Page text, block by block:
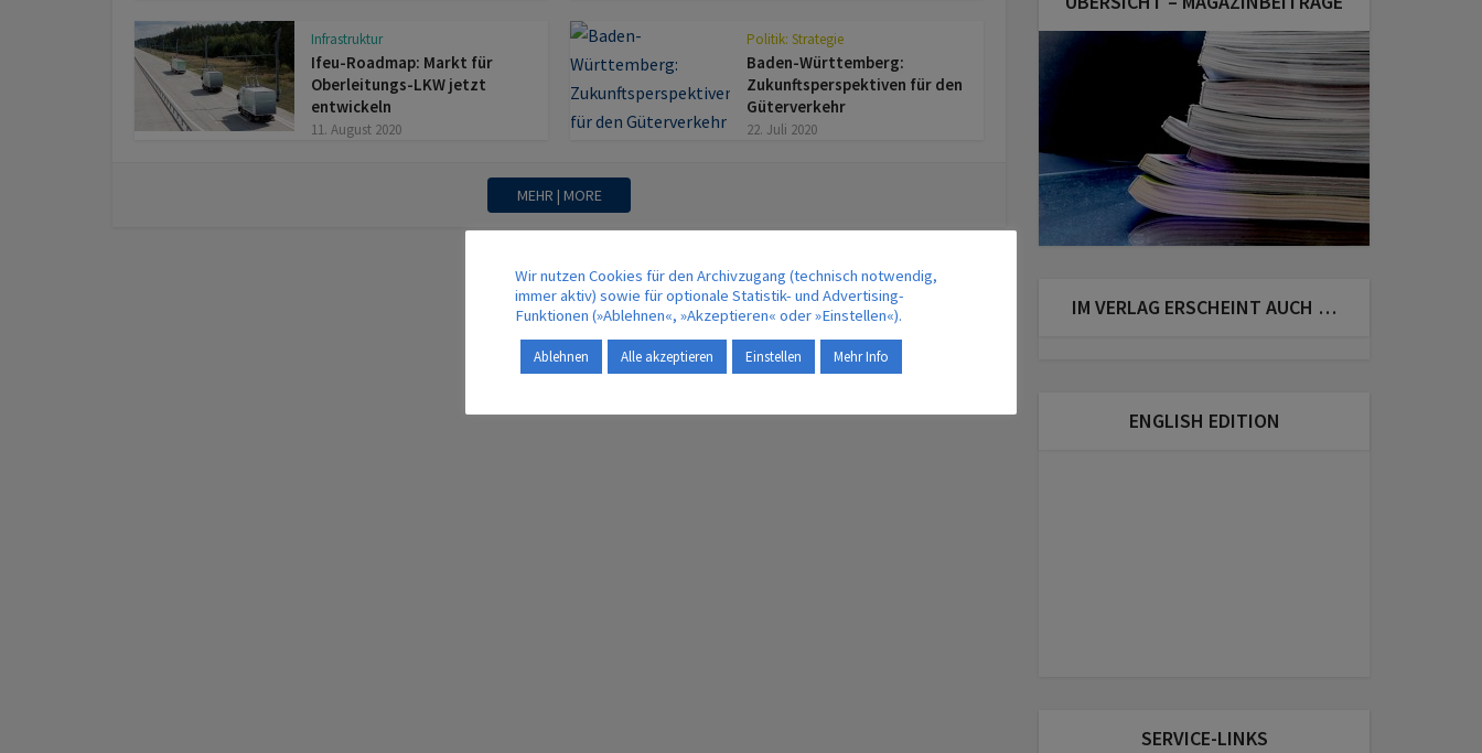
Infrastruktur
Ifeu-Roadmap: Markt für
Oberleitungs-LKW jetzt
entwickeln
11. August 2020
Politik: Strategie
Baden-Württemberg:
Zukunftsperspektiven für den
Güterverkehr
22. Juli 2020
MEHR | MORE
IM VERLAG ERSCHEINT AUCH …
ENGLISH EDITION
SERVICE-LINKS
Wir nutzen Cookies für den Archivzugang (technisch notwendig,
immer aktiv) sowie für optionale Statistik- und Advertising-
Funktionen (»Ablehnen«, »Akzeptieren« oder »Einstellen«).
Ablehnen Alle akzeptieren Einstellen Mehr Info